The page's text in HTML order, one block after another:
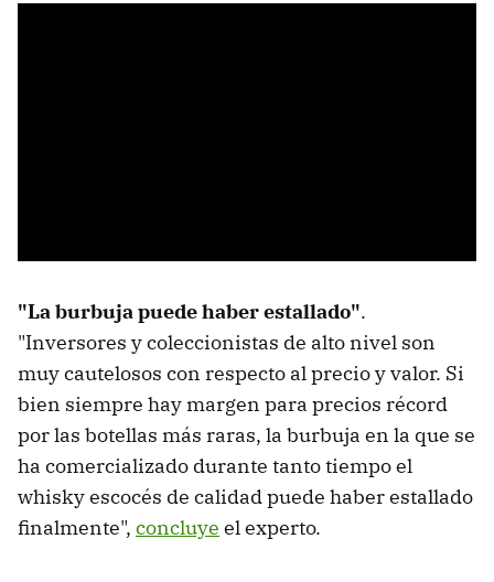
"La burbuja puede haber estallado".
"Inversores y coleccionistas de alto nivel son
muy cautelosos con respecto al precio y valor. Si
bien siempre hay margen para precios récord
por las botellas más raras, la burbuja en la que se
ha comercializado durante tanto tiempo el
whisky escocés de calidad puede haber estallado
finalmente", concluye el experto.